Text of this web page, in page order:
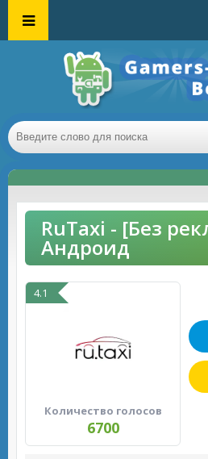
RuTaxi - [Без
Андроид
4.1
Количество голосов
6700